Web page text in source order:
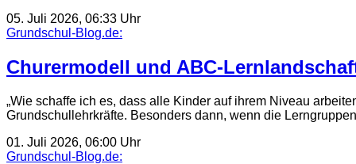
05. Juli 2026, 06:33 Uhr
Grundschul-Blog.de:
Churermodell und ABC-
„Wie schaffe ich es, dass alle Kinder auf ihrem Niveau
Grundschullehrkräfte. Besonders dann, wenn die
01. Juli 2026, 06:00 Uhr
Grundschul-Blog.de: